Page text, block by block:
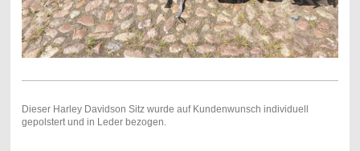
Dieser Harley Davidson Sitz wurde auf Kundenwunsch individuell
gepolstert und in Leder bezogen.